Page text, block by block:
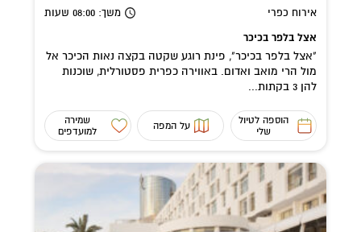
אירוח כפרי משך: 08:00 שעות
אצל בלפר בכיכר
"אצל בלפר בכיכר", פינת רוגע שקטה בקצה נאות הכיכר אל
מול הרי מואב ואדום. באווירה כפרית פסטורלית, שוכנות
להן 3 בקתות...
הוספה לטיול
שלי
על המפה
שמירה
למועדפים